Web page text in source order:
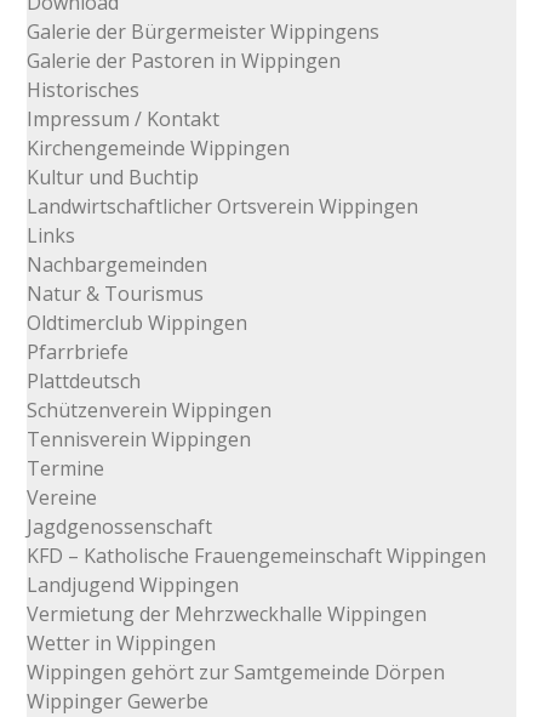
Galerie der Bürgermeister Wippingens
Galerie der Pastoren in Wippingen
Historisches
Impressum / Kontakt
Kirchengemeinde Wippingen
Kultur und Buchtip
Landwirtschaftlicher Ortsverein Wippingen
Links
Nachbargemeinden
Natur & Tourismus
Oldtimerclub Wippingen
Pfarrbriefe
Plattdeutsch
Schützenverein Wippingen
Tennisverein Wippingen
Termine
Vereine
Jagdgenossenschaft
KFD – Katholische Frauengemeinschaft Wippingen
Landjugend Wippingen
Vermietung der Mehrzweckhalle Wippingen
Wetter in Wippingen
Wippingen gehört zur Samtgemeinde Dörpen
Wippinger Gewerbe